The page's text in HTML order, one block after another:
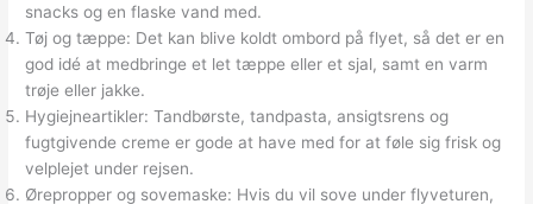
snacks og en flaske vand med.
Tøj og tæppe: Det kan blive koldt ombord på flyet, så det er en
god idé at medbringe et let tæppe eller et sjal, samt en varm
trøje eller jakke.
Hygiejneartikler: Tandbørste, tandpasta, ansigtsrens og
fugtgivende creme er gode at have med for at føle sig frisk og
velplejet under rejsen.
Ørepropper og sovemaske: Hvis du vil sove under flyveturen,